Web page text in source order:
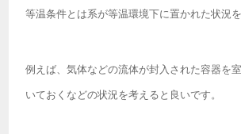
等温条件とは系が等温環境下に置かれた状況を
例えば、気体などの流体が封入された容器を
いておくなどの状況を考えると良いです。